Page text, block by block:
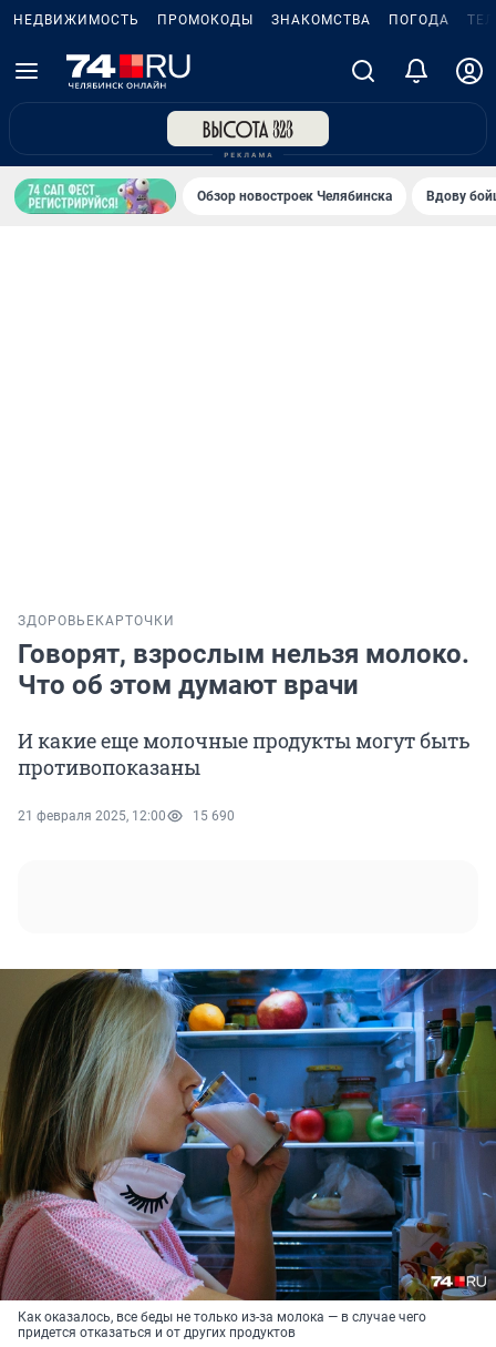
НЕДВИЖИМОСТЬ ПРОМОКОДЫ ЗНАКОМСТВА ПОГОДА
Обзор новостроек Челябинска Вдову
ЗДОРОВЬЕ КАРТОЧКИ
Говорят, взрослым нельзя молоко.
Что об этом думают врачи
И какие еще молочные продукты могут быть
противопоказаны
21 февраля 2025, 12:00 15 690
Как оказалось, все беды не только из-за молока — в случае чего
придется отказаться и от других продуктов